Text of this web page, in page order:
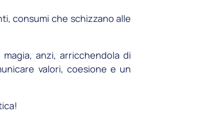
consumi che schizzano alle
anzi, arricchendola di
valori, coesione e un